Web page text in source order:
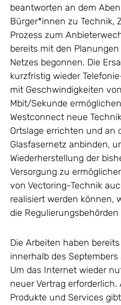
beantworten an dem
Bürger*innen zu Technik,
Prozess zum
bereits mit den
Netzes begonnen. Die
kurzfristig wieder
mit Geschwindigkeiten
Mbit/Sekunde
Westconnect neue
Ortslage errichten und an
Glasfasernetz anbinden,
Wiederherstellung der
Versorgung zu
von Vectoring-Technik
realisiert werden können,
die
Die Arbeiten haben
innerhalb des
Um das Internet wieder
neuer Vertrag
Produkte und Services